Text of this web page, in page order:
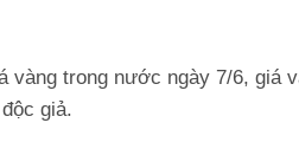
vàng trong nước ngày 7/6, giá
giả.